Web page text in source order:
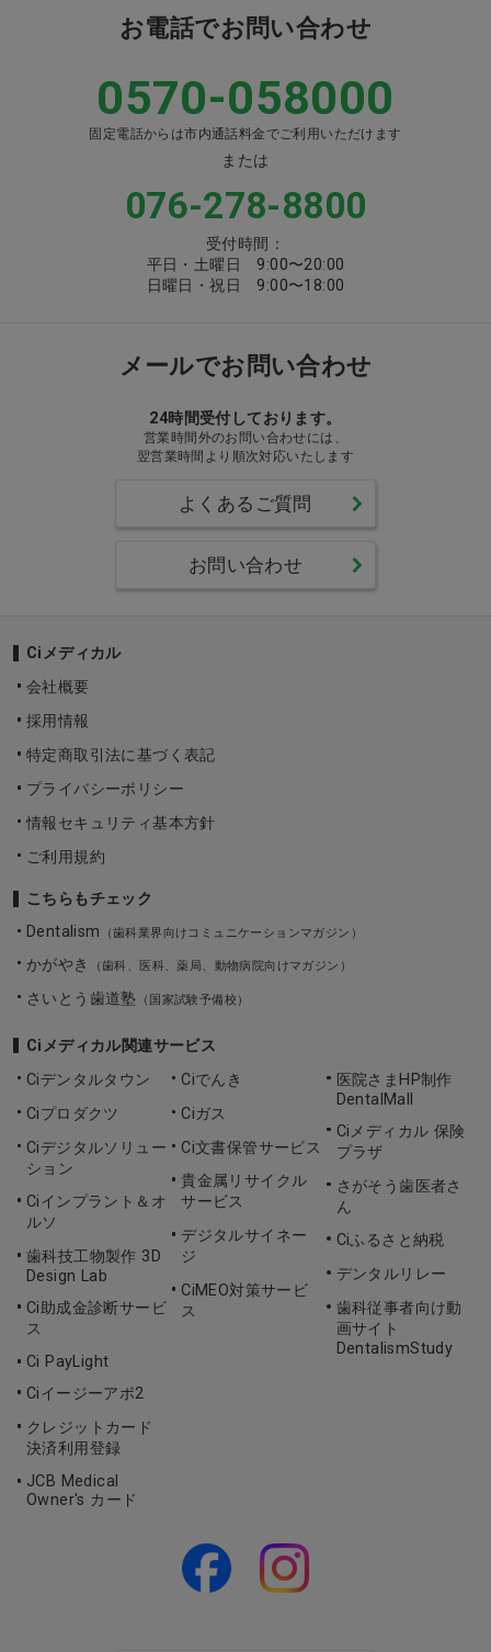
お電話でお問い合わせ
0570-058000
固定電話からは市内通話料金でご利用いただけます
または
076-278-8800
受付時間：
平日・土曜日 9:00〜20:00
日曜日・祝日 9:00〜18:00
メールでお問い合わせ
24時間受付しております。
営業時間外のお問い合わせには、
翌営業時間より順次対応いたします
よくあるご質問
お問い合わせ
Ciメディカル
会社概要
採用情報
特定商取引法に基づく表記
プライバシーポリシー
情報セキュリティ基本方針
ご利用規約
こちらもチェック
Dentalism
（歯科業界向けコミュニケーションマガジン）
かがやき （歯科、医科、薬局、動物病院向けマガジン）
さいとう歯道塾 （国家試験予備校）
Ciメディカル関連サービス
Ciデンタルタウン
Ciプロダクツ
Ciデジタルソリュー
ション
Ciインプラント＆オ
ルソ
歯科技工物製作 3D
Design Lab
Ci助成金診断サービ
ス
Ci PayLight
Ciイージーアポ2
クレジットカード
決済利用登録
JCB Medical
Owner's カード
Ciでんき
Ciガス
Ci文書保管サービス
貴金属リサイクル
サービス
デジタルサイネー
ジ
CiMEO対策サービ
ス
医院さまHP制作
DentalMall
Ciメディカル 保険
プラザ
さがそう歯医者さ
ん
Ciふるさと納税
デンタルリレー
歯科従事者向け動
画サイト
DentalismStudy